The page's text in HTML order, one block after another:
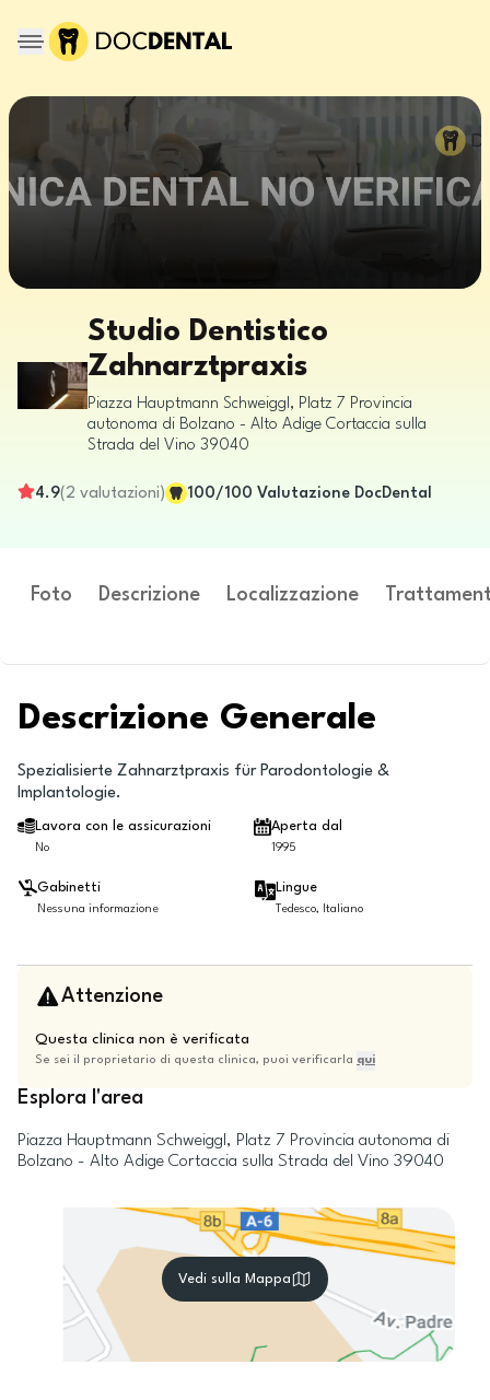
Studio Dentistico
Zahnarztpraxis
Piazza Hauptmann Schweiggl, Platz 7 Provincia
autonoma di Bolzano - Alto Adige Cortaccia sulla
Strada del Vino 39040
4.9( 2 valutazioni) 100/100 Valutazione DocDental
Foto Descrizione Localizzazione
Descrizione Generale
Spezialisierte Zahnarztpraxis für Parodontologie &
Implantologie.
Lavora con le assicurazioni
No
Aperta dal
1995
Gabinetti
Nessuna informazione
Lingue
Tedesco, Italiano
Attenzione
Questa clinica non è verificata
Se sei il proprietario di questa clinica, puoi verificarla qui
Esplora l'area
Piazza Hauptmann Schweiggl, Platz 7 Provincia autonoma di
Bolzano - Alto Adige Cortaccia sulla Strada del Vino 39040
Vedi sulla Mappa